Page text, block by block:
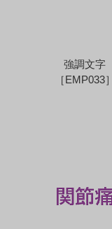
強調文字
［EMP033］